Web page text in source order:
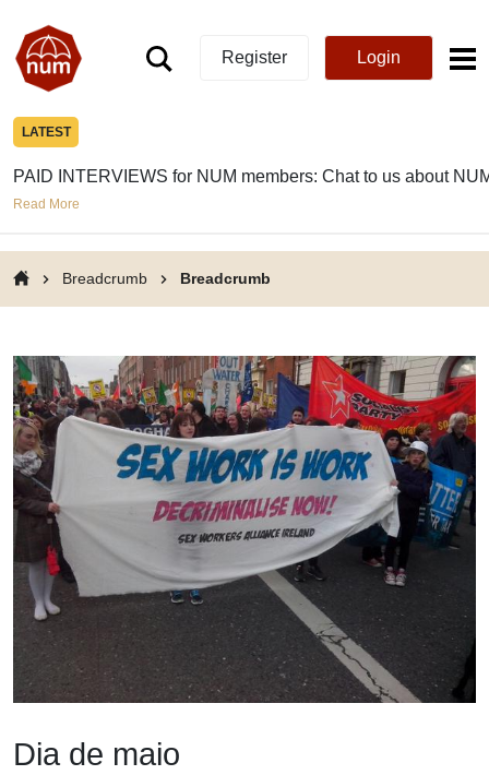
Register Login
LATEST
PAID INTERVIEWS for NUM members: Chat to us about
Read More
Breadcrumb Breadcrumb
Dia de maio